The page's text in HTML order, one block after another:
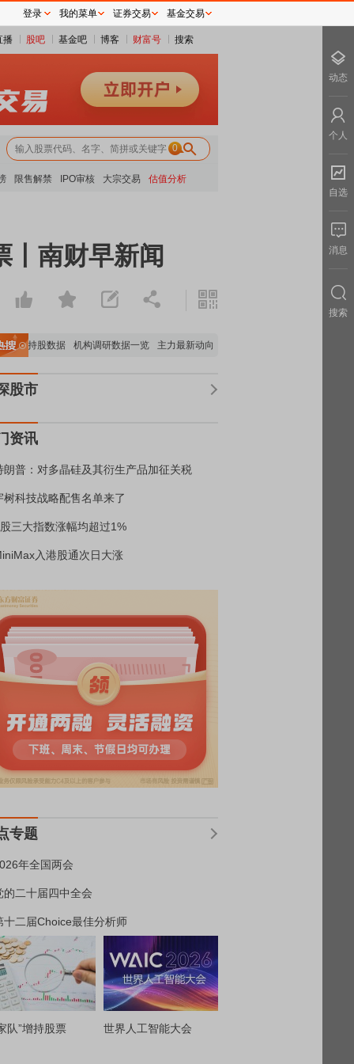
播 股吧 基金吧 博客 财富号 搜索
0
限售解禁 IPO审核 大宗交易 估值分析
丨南财早新闻
构持股数据 机构调研数据一览 主力最新动向 上市公司限售股解禁一览
股市
资讯
朗普：对多晶硅及其衍生产品加征关税
树科技战略配售名单来了
三大指数涨幅均超过1%
入港股通次日大涨
专题
年全国两会
的二十届四中全会
十二届Choice最佳分析师
队”增持股票 世界人工智能大会
登录 我的菜单 证券交易 基金交易
动态
个人
自选
消息
搜索